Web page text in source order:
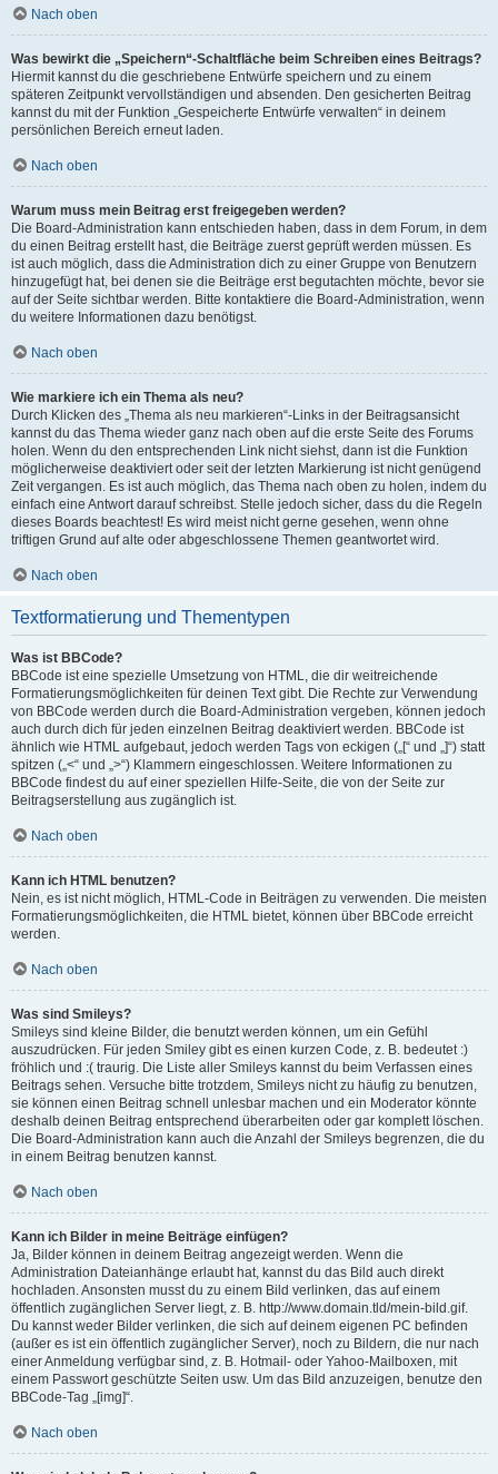
Nach oben
Was bewirkt die „Speichern“-Schaltfläche beim Schreiben eines Beitrags?
Hiermit kannst du die geschriebene Entwürfe speichern und zu einem
späteren Zeitpunkt vervollständigen und absenden. Den gesicherten Beitrag
kannst du mit der Funktion „Gespeicherte Entwürfe verwalten“ in deinem
persönlichen Bereich erneut laden.
Nach oben
Warum muss mein Beitrag erst freigegeben werden?
Die Board-Administration kann entschieden haben, dass in dem Forum, in dem
du einen Beitrag erstellt hast, die Beiträge zuerst geprüft werden müssen. Es
ist auch möglich, dass die Administration dich zu einer Gruppe von Benutzern
hinzugefügt hat, bei denen sie die Beiträge erst begutachten möchte, bevor sie
auf der Seite sichtbar werden. Bitte kontaktiere die Board-Administration, wenn
du weitere Informationen dazu benötigst.
Nach oben
Wie markiere ich ein Thema als neu?
Durch Klicken des „Thema als neu markieren“-Links in der Beitragsansicht
kannst du das Thema wieder ganz nach oben auf die erste Seite des Forums
holen. Wenn du den entsprechenden Link nicht siehst, dann ist die Funktion
möglicherweise deaktiviert oder seit der letzten Markierung ist nicht genügend
Zeit vergangen. Es ist auch möglich, das Thema nach oben zu holen, indem du
einfach eine Antwort darauf schreibst. Stelle jedoch sicher, dass du die Regeln
dieses Boards beachtest! Es wird meist nicht gerne gesehen, wenn ohne
triftigen Grund auf alte oder abgeschlossene Themen geantwortet wird.
Nach oben
Textformatierung und Thementypen
Was ist BBCode?
BBCode ist eine spezielle Umsetzung von HTML, die dir weitreichende
Formatierungsmöglichkeiten für deinen Text gibt. Die Rechte zur Verwendung
von BBCode werden durch die Board-Administration vergeben, können jedoch
auch durch dich für jeden einzelnen Beitrag deaktiviert werden. BBCode ist
ähnlich wie HTML aufgebaut, jedoch werden Tags von eckigen („[“ und „]“) statt
spitzen („<“ und „>“) Klammern eingeschlossen. Weitere Informationen zu
BBCode findest du auf einer speziellen Hilfe-Seite, die von der Seite zur
Beitragserstellung aus zugänglich ist.
Nach oben
Kann ich HTML benutzen?
Nein, es ist nicht möglich, HTML-Code in Beiträgen zu verwenden. Die meisten
Formatierungsmöglichkeiten, die HTML bietet, können über BBCode erreicht
werden.
Nach oben
Was sind Smileys?
Smileys sind kleine Bilder, die benutzt werden können, um ein Gefühl
auszudrücken. Für jeden Smiley gibt es einen kurzen Code, z. B. bedeutet :)
fröhlich und :( traurig. Die Liste aller Smileys kannst du beim Verfassen eines
Beitrags sehen. Versuche bitte trotzdem, Smileys nicht zu häufig zu benutzen,
sie können einen Beitrag schnell unlesbar machen und ein Moderator könnte
deshalb deinen Beitrag entsprechend überarbeiten oder gar komplett löschen.
Die Board-Administration kann auch die Anzahl der Smileys begrenzen, die du
in einem Beitrag benutzen kannst.
Nach oben
Kann ich Bilder in meine Beiträge einfügen?
Ja, Bilder können in deinem Beitrag angezeigt werden. Wenn die
Administration Dateianhänge erlaubt hat, kannst du das Bild auch direkt
hochladen. Ansonsten musst du zu einem Bild verlinken, das auf einem
öffentlich zugänglichen Server liegt, z. B. http://www.domain.tld/mein-bild.gif.
Du kannst weder Bilder verlinken, die sich auf deinem eigenen PC befinden
(außer es ist ein öffentlich zugänglicher Server), noch zu Bildern, die nur nach
einer Anmeldung verfügbar sind, z. B. Hotmail- oder Yahoo-Mailboxen, mit
einem Passwort geschützte Seiten usw. Um das Bild anzuzeigen, benutze den
BBCode-Tag „[img]“.
Nach oben